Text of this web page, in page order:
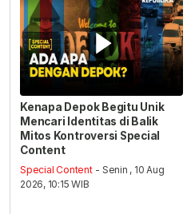
Kenapa Depok Begitu Unik
Mencari Identitas di Balik
Mitos Kontroversi Special
Content
Special Content - Senin , 10 Aug
2026, 10:15 WIB